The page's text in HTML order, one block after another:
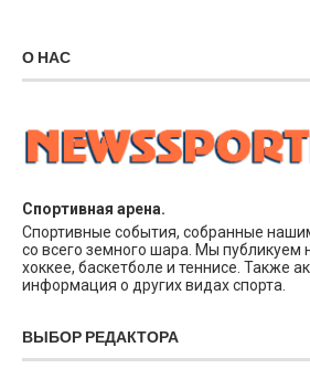
О НАС
Спортивная арена.
Спортивные события, собранные
со всего земного шара. Мы публикуем
хоккее, баскетболе и теннисе. Также
информация о других видах спорта.
ВЫБОР РЕДАКТОРА